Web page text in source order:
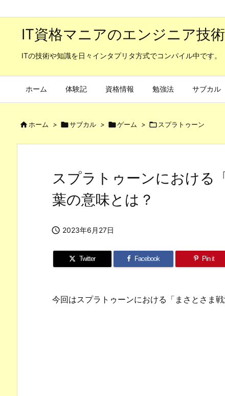
IT資格マニアのエンジニア技
ITの技術や知識を日々インタプリタ方式でコンパイル中です。
ホーム 体験記 資格情報 勉強法 サブカル
ホーム > サブカル > ゲーム >  スプラトゥーン
スプラトゥーンにおける
葉の意味とは？
 2023年6月27日
Twitter Facebook Pin it
今回はスプラトゥーンにおける「まさとさま